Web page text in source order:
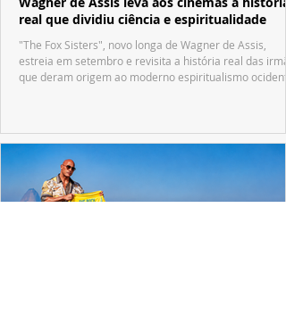
real que dividiu ciência e espiritualidade
"The Fox Sisters", novo longa de Wagner de Assis,
estreia em setembro e revisita a história real das
que deram origem ao moderno espiritualismo